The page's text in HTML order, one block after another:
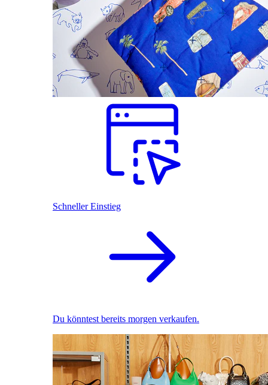
Schneller Einstieg
Du könntest bereits morgen verkaufen.